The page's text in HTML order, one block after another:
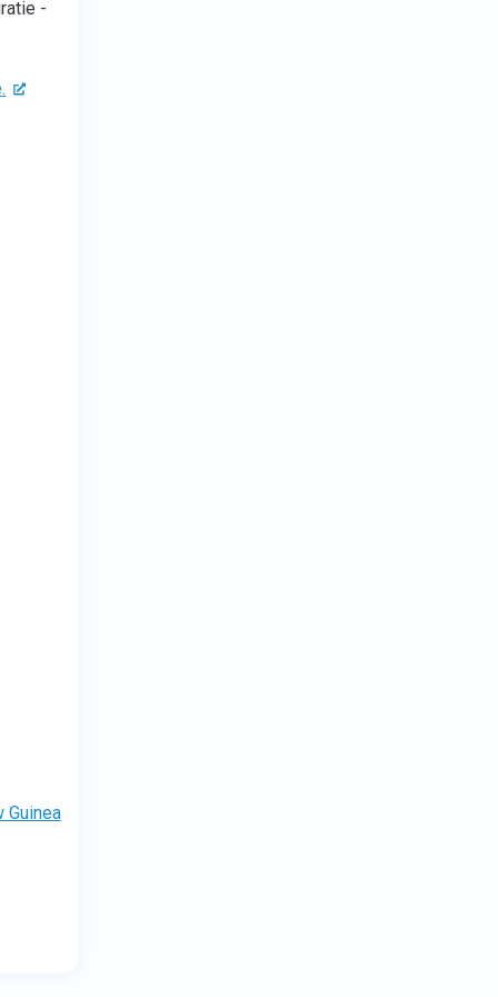
-
Guinea